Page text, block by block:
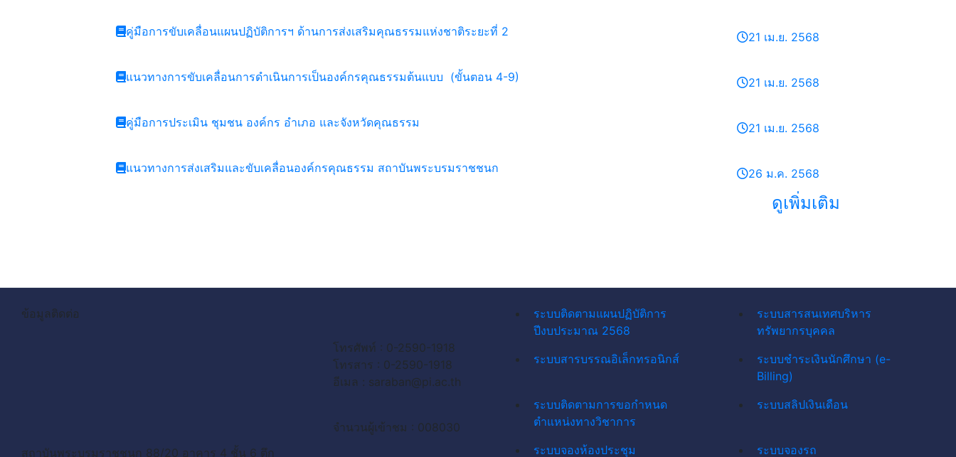
คู่มือการขับเคลื่อนแผนปฏิบัติการฯ ด้านการส่งเสริมคุณธรรมแห่งชาติระยะที่ 2 21 เม.ย. 2568
แนวทางการขับเคลื่อนการดำเนินการเป็นองค์กรคุณธรรมต้นแบบ (ขั้นตอน 4-9) 21 เม.ย. 2568
คู่มือการประเมิน ชุมชน องค์กร อำเภอ และจังหวัดคุณธรรม 21 เม.ย. 2568
แนวทางการส่งเสริมและขับเคลื่อนองค์กรคุณธรรม สถาบันพระบรมราชชนก 26 ม.ค. 2568
ดูเพิ่มเติม
ข้อมูลติดต่อ
สถาบันพระบรมราชชนก 88/20 อาคาร 4 ชั้น 6 ตึก
โทรศัพท์ : 0-2590-1918
โทรสาร : 0-2590-1918
อีเมล : saraban@pi.ac.th
จำนวนผู้เข้าชม : 008030
ระบบติดตามแผนปฏิบัติการ
ปีงบประมาณ 2568
ระบบสารสนเทศบริหาร
ทรัพยากรบุคคล
ระบบสารบรรณอิเล็กทรอนิกส์
ระบบชำระเงินนักศึกษา (e-
Billing)
ระบบติดตามการขอกำหนด
ตำแหน่งทางวิชาการ
ระบบสลิปเงินเดือน
ระบบจองห้องประชุม ระบบจองรถ